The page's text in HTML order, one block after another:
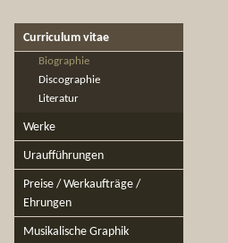
Curriculum vitae
Biographie
Discographie
Literatur
Werke
Uraufführungen
Preise / Werkaufträge /
Ehrungen
Musikalische Graphik